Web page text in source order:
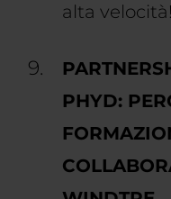
alta velocità!
PHYD: